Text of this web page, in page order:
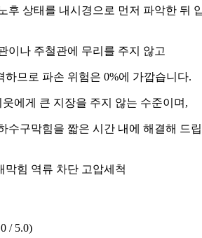
후 상태를 내시경으로 먼저 파악한 뒤
이나 주철관에 무리를 주지 않고
므로 파손 위험은 0%에 가깝습니다.
에게 큰 지장을 주지 않는 수준이며,
수구막힘을 짧은 시간 내에 해결해 드
힘 역류 차단 고압세척
/ 5.0)